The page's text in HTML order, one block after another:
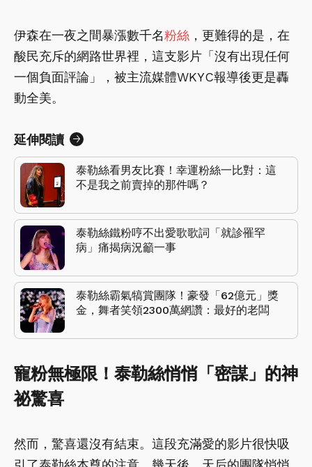
伊森在一夜之間暴漲數千名粉絲 ，更難得的是，在
酸民充斥的網路世界裡，這支影片「沒有出現任何
一個負面評論」，被主流媒體WKYC報導後更是轟
動全美。
延伸閱讀
泰勒絲看男友比賽！幸運粉絲一比對：這
不是我之前賣掉的那件嗎？
泰勒絲鐵粉哼不出愛歌歌詞「就診罹罕
病」痛揭病況籲一事
泰勒絲霸氣犒賞團隊！豪發「62億元」獎
金，舞者笑領2300萬網讚：最好的老闆
寵粉無極限！泰勒絲悄悄「密謀」的神
祕驚喜
然而，驚喜還沒有結束。這段充滿愛的影片很快吸